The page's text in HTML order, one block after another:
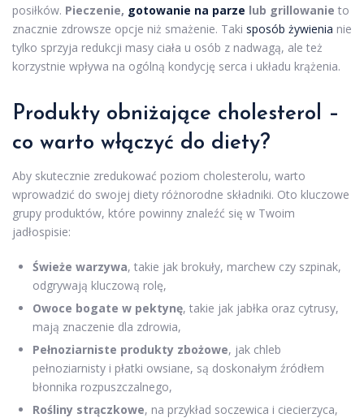
posiłków. Pieczenie, gotowanie na parze lub grillowanie to
znacznie zdrowsze opcje niż smażenie. Taki sposób żywienia nie
tylko sprzyja redukcji masy ciała u osób z nadwagą, ale też
korzystnie wpływa na ogólną kondycję serca i układu krążenia.
Produkty obniżające cholesterol –
co warto włączyć do diety?
Aby skutecznie zredukować poziom cholesterolu, warto
wprowadzić do swojej diety różnorodne składniki. Oto kluczowe
grupy produktów, które powinny znaleźć się w Twoim
jadłospisie:
Świeże warzywa, takie jak brokuły, marchew czy szpinak,
odgrywają kluczową rolę,
Owoce bogate w pektynę, takie jak jabłka oraz cytrusy,
mają znaczenie dla zdrowia,
Pełnoziarniste produkty zbożowe, jak chleb
pełnoziarnisty i płatki owsiane, są doskonałym źródłem
błonnika rozpuszczalnego,
Rośliny strączkowe, na przykład soczewica i ciecierzyca,